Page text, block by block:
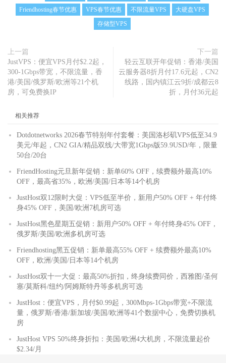
Friendhosting春节优惠
VPS春节优惠 不限流量VPS
大硬盘VPS
存储型VPS
上一篇
JustVPS：便宜VPS月付$2.2起，
300-1Gbps带宽，不限流量，香
港/美国/俄罗斯/欧洲等21个机
房，可免费换IP
下一篇
轻云互联开年促销：香港/美国
云服务器8折月付17.6元起，CN2
线路，国内镇江云9折/成都云8
折，月付36元起
相关推荐
Dotdotnetworks 2026春节特别年付套餐：美国洛杉矶VPS低至34.9
美元/年起，CN2 GIA/精品双线/大带宽1Gbps版59.9USD/年，限量
50台/20台
FriendHosting元旦新年促销：新单60% OFF，续费额外最高10%
OFF，最高省35%，欧洲/美国/日本等14个机房
JustHost双12限时大促：VPS低至半价，新用户50% OFF + 年付终
身45% OFF，美国/欧洲7机房可选
JustHost黑色星期五促销：新用户50% OFF + 年付终身45% OFF，
俄罗斯/美国/欧洲多机房可选
Friendhosting黑五促销：新单最高55% OFF + 续费额外最高10%
OFF，欧洲/美国/日本等14个机房
JustHost双十一大促：最高50%折扣，终身续费同价，西雅图/圣何
塞/莫斯科/纽约/阿姆斯特丹等多机房可选
JustHost：便宜VPS，月付$0.99起，300Mbps-1Gbps带宽+不限流
量，俄罗斯/香港/新加坡/美国/欧洲等41个数据中心，免费切换机
房
JustHost VPS 50%终身折扣：美国/欧洲4大机房，不限流量起价
$2.34/月